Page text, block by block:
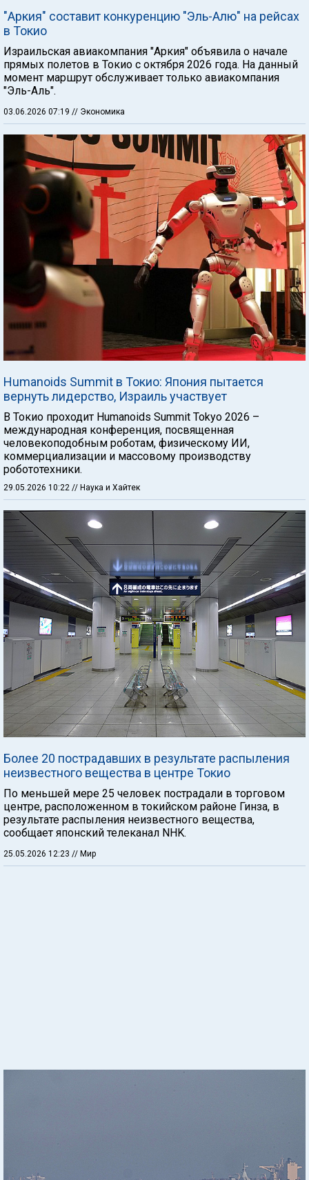
"Аркия" составит конкуренцию "Эль-Алю" на рейсах
в Токио
Израильская авиакомпания "Аркия" объявила о начале
прямых полетов в Токио с октября 2026 года. На данный
момент маршрут обслуживает только авиакомпания
"Эль-Аль".
03.06.2026 07:19 // Экономика
Humanoids Summit в Токио: Япония пытается
вернуть лидерство, Израиль участвует
В Токио проходит Humanoids Summit Tokyo 2026 –
международная конференция, посвященная
человекоподобным роботам, физическому ИИ,
коммерциализации и массовому производству
робототехники.
29.05.2026 10:22 // Наука и Хайтек
Более 20 пострадавших в результате распыления
неизвестного вещества в центре Токио
По меньшей мере 25 человек пострадали в торговом
центре, расположенном в токийском районе Гинза, в
результате распыления неизвестного вещества,
сообщает японский телеканал NHK.
25.05.2026 12:23 // Мир